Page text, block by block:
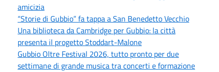
amicizia
“Storie di Gubbio” fa tappa a San Benedetto Vecchio
Una biblioteca da Cambridge per Gubbio: la città
presenta il progetto Stoddart-Malone
Gubbio Oltre Festival 2026, tutto pronto per due
settimane di grande musica tra concerti e formazione